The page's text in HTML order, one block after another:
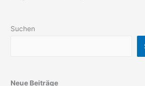
Suchen
Neue Beiträge